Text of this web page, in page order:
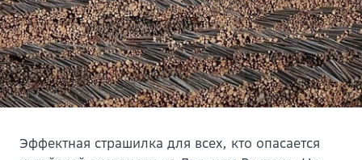
Эффектная страшилка для всех, кто опасается